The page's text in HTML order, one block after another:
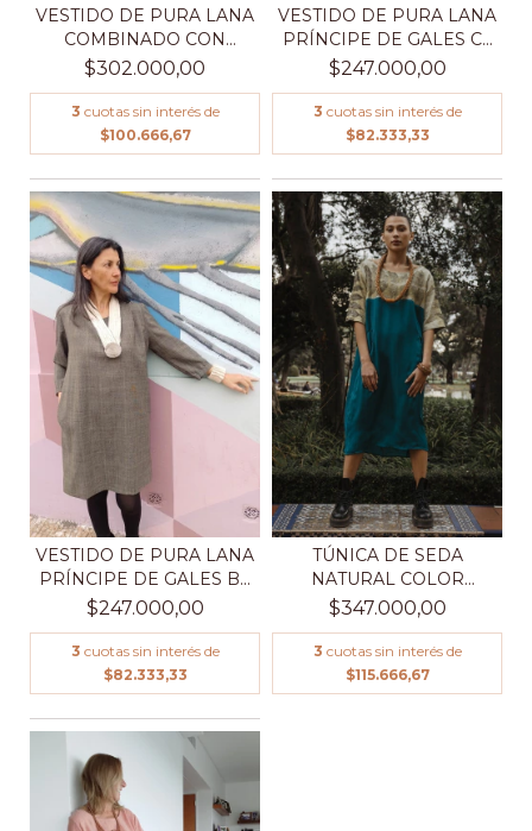
VESTIDO DE PURA LANA
COMBINADO CON
PURA...
$302.000,00
3 cuotas sin interés de
$100.666,67
VESTIDO DE PURA LANA
PRÍNCIPE DE GALES C...
$247.000,00
3 cuotas sin interés de
$82.333,33
VESTIDO DE PURA LANA
PRÍNCIPE DE GALES B...
$247.000,00
3 cuotas sin interés de
$82.333,33
TÚNICA DE SEDA
NATURAL COLOR
VERDE JADE,...
$347.000,00
3 cuotas sin interés de
$115.666,67